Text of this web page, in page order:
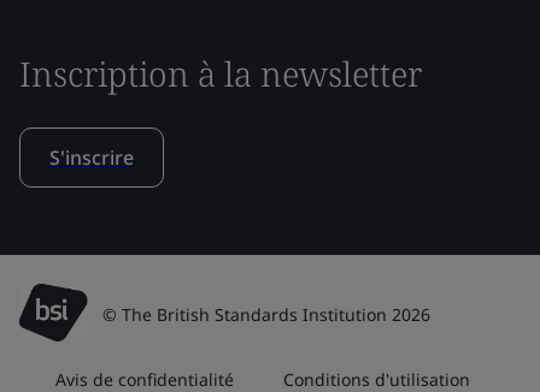
Inscription à la newsletter
S'inscrire
© The British Standards Institution 2026
Avis de confidentialité Conditions d'utilisation